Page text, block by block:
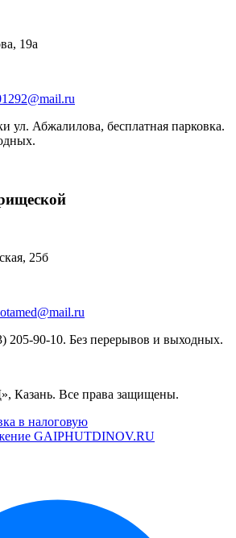
19а
ул. Абжалилова, бесплатная парковка.
25б
205-90-10. Без перерывов и выходных.
Все права защищены.
в налоговую
GAIPHUTDINOV.RU